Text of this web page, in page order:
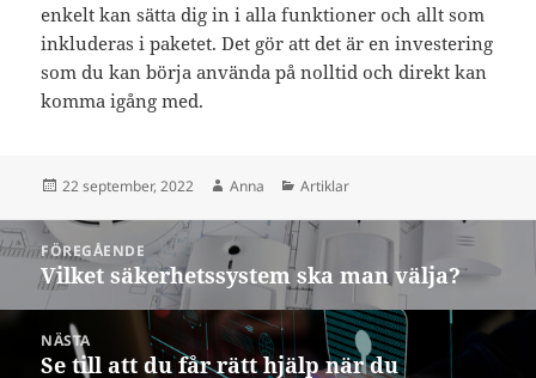
enkelt kan sätta dig in i alla funktioner och allt som
inkluderas i paketet. Det gör att det är en investering
som du kan börja använda på nolltid och direkt kan
komma igång med.
Postat
22 september, 2022 Författare
Anna Kategorier
Artiklar
Inläggsnavigering
FÖREGÅENDE
Föregående
Vilket säkerhetssystem ska man välja?
NÄSTA
Nästa
Se till att du får rätt hjälp när du